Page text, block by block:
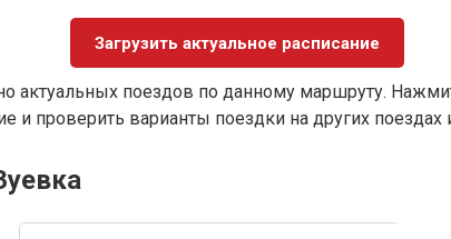
Загрузить актуальное расписание
поездов по данному маршруту.
и проверить варианты поездки на других поездах